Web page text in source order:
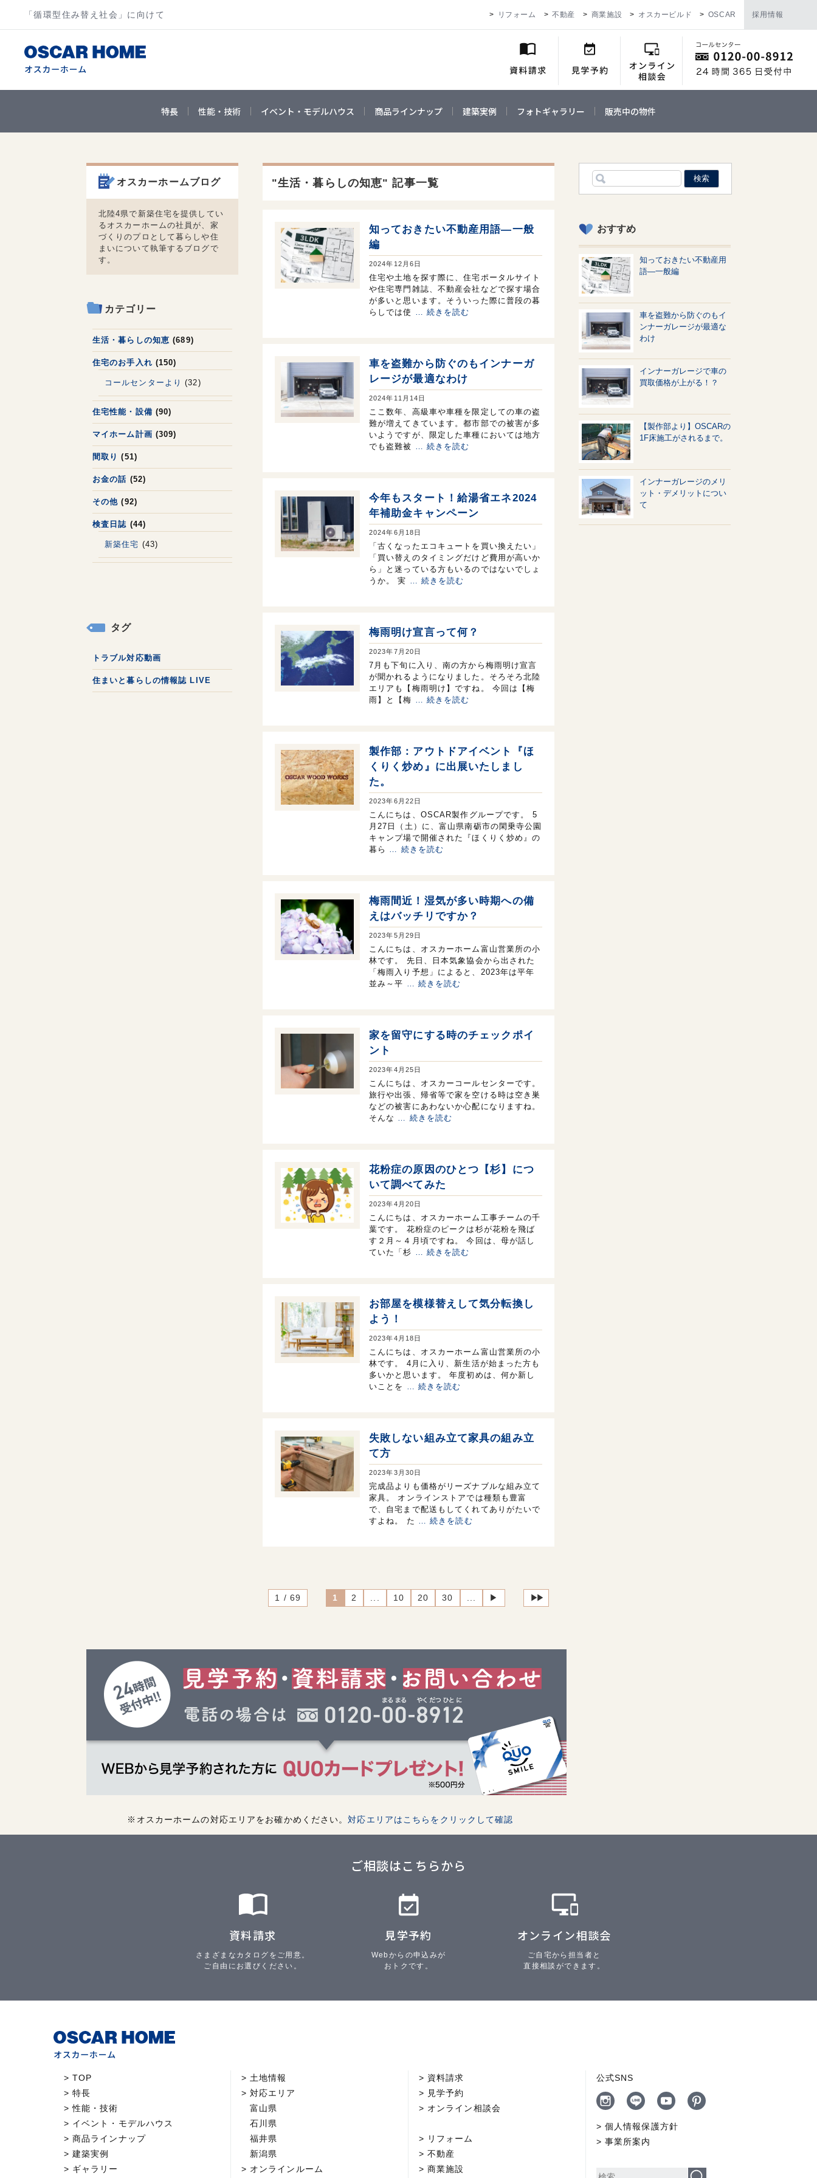
「循環型住み替え社会」に向けて リフォーム 不動産 商業施設 オスカービルド OSCAR 採用情報
特長 性能・技術 イベント・モデルハウス 商品ラインナップ 建築実例 フォトギャラリー 販売中の物件
オスカーホームブログ
北陸4県で新築住宅を提供してい
るオスカーホームの社員が、家
づくりのプロとして暮らしや住
まいについて執筆するブログで
す。
カテゴリー
生活・暮らしの知恵 (689)
住宅のお手入れ (150)
コールセンターより (32)
住宅性能・設備 (90)
マイホーム計画 (309)
間取り (51)
お金の話 (52)
その他 (92)
検査日誌 (44)
新築住宅 (43)
タグ
トラブル対応動画
住まいと暮らしの情報誌 LIVE
"生活・暮らしの知恵" 記事一覧
知っておきたい不動産用語—一般
編
2024年12月6日
住宅や土地を探す際に、住宅ポータルサイト
や住宅専門雑誌、不動産会社などで探す場合
が多いと思います。そういった際に普段の暮
らしでは使
… 続きを読む
車を盗難から防ぐのもインナーガ
レージが最適なわけ
2024年11月14日
ここ数年、高級車や車種を限定しての車の盗
難が増えてきています。都市部での被害が多
いようですが、限定した車種においては地方
でも盗難被
… 続きを読む
今年もスタート！給湯省エネ2024
年補助金キャンペーン
2024年6月18日
「古くなったエコキュートを買い換えたい」
「買い替えのタイミングだけど費用が高いか
ら」と迷っている方もいるのではないでしょ
うか。 実
… 続きを読む
梅雨明け宣言って何？
2023年7月20日
7月も下旬に入り、南の方から梅雨明け宣言
が聞かれるようになりました。そろそろ北陸
エリアも【梅雨明け】ですね。 今回は【梅
雨】と【梅
… 続きを読む
製作部：アウトドアイベント『ほ
くりく炒め』に出展いたしまし
た。
2023年6月22日
こんにちは、OSCAR製作グループです。 5
月27日（土）に、富山県南砺市の閑乗寺公園
キャンプ場で開催された『ほくりく炒め』の
暮ら
… 続きを読む
梅雨間近！湿気が多い時期への備
えはバッチリですか？
2023年5月29日
こんにちは、オスカーホーム富山営業所の小
林です。 先日、日本気象協会から出された
「梅雨入り予想」によると、2023年は平年
並み～平
… 続きを読む
家を留守にする時のチェックポイ
ント
2023年4月25日
こんにちは、オスカーコールセンターです。
旅行や出張、帰省等で家を空ける時は空き巣
などの被害にあわないか心配になりますね。
そんな
… 続きを読む
花粉症の原因のひとつ【杉】につ
いて調べてみた
2023年4月20日
こんにちは、オスカーホーム工事チームの千
葉です。 花粉症のピークは杉が花粉を飛ば
す２月～４月頃ですね。 今回は、母が話し
ていた「杉
… 続きを読む
お部屋を模様替えして気分転換し
よう！
2023年4月18日
こんにちは、オスカーホーム富山営業所の小
林です。 4月に入り、新生活が始まった方も
多いかと思います。 年度初めは、何か新し
いことを
… 続きを読む
失敗しない組み立て家具の組み立
て方
2023年3月30日
完成品よりも価格がリーズナブルな組み立て
家具。 オンラインストアでは種類も豊富
で、自宅まで配送もしてくれてありがたいで
すよね。 た
… 続きを読む
1 / 69 1 2 10 20 30 ▶︎ ▶︎▶︎
※オスカーホームの対応エリアをお確かめください。対応エリアはこちらをクリックして確認
おすすめ
知っておきたい不動産用
語—一般編
車を盗難から防ぐのもイ
ンナーガレージが最適な
わけ
インナーガレージで車の
買取価格が上がる！？
【製作部より】OSCARの
1F床施工がされるまで。
インナーガレージのメリ
ット・デメリットについ
て
ご相談はこちらから
資料請求
さまざまなカタログをご用意。
ご自由にお選びください。
見学予約
Webからの申込みが
おトクです。
オンライン相談会
ご自宅から担当者と
直接相談ができます。
TOP
特長
性能・技術
イベント・モデルハウス
商品ラインナップ
建築実例
ギャラリー
土地情報
対応エリア
富山県
石川県
福井県
新潟県
オンラインルーム
資料請求
見学予約
オンライン相談会
リフォーム
不動産
商業施設
公式SNS
個人情報保護方針
事業所案内